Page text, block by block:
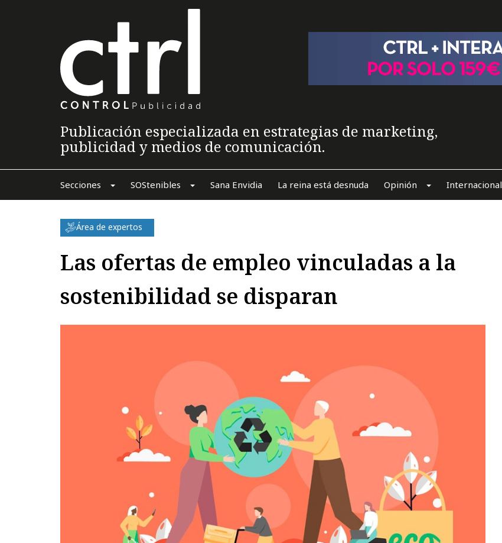
Publicación especializada en estrategias de marketing,
publicidad y medios de comunicación.
Secciones SOStenibles Sana Envidia La reina está desnuda Opinión Internacional
Área de expertos
Las ofertas de empleo vinculadas a la
sostenibilidad se disparan